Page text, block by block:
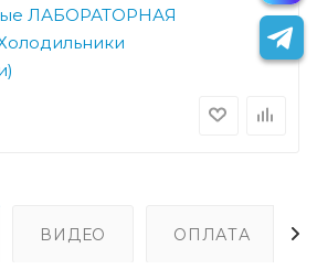
ЛАБОРАТОРНАЯ
ВИДЕО ОПЛАТА